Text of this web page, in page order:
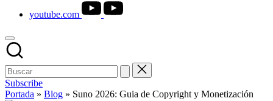
youtube.com
Subscribe
Portada » Blog » Suno 2026: Guia de Copyright y Monetización